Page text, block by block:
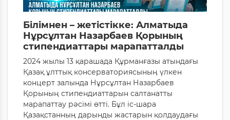
Білімнен – жетістікке: Алматыда
Нұрсұлтан Назарбаев Қорының
стипендиаттары марапатталды
2024 жылы 13 қарашада Құрманғазы атындағы
Қазақ ұлттық консерваториясының үлкен
концерт залында Нұрсұлтан Назарбаев
Қорының стипендиаттарын салтанатты
марапаттау рәсімі өтті. Бұл іс-шара
Қазақстанның дарынды жастарын қолдаудағы